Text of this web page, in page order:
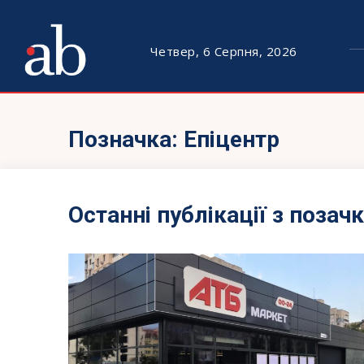
Четвер, 6 Серпня, 2026
Позначка: Епіцентр
Останні публікації з